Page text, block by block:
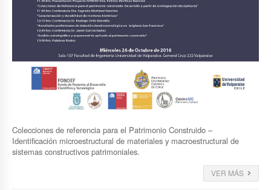
Colecciones de referencia para el Patrimonio Construido –
Identificación microestructural de materiales y macroestructural de
sistemas constructivos patrimoniales.
VER MÁS